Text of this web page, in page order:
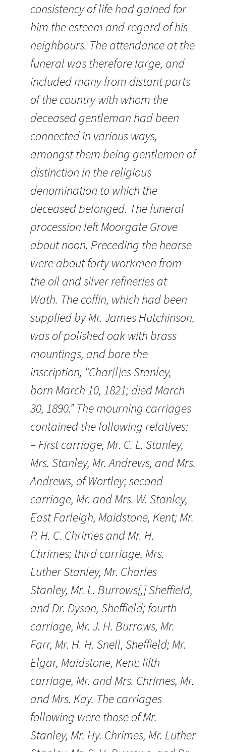
consistency of life had gained for
him the esteem and regard of his
neighbours. The attendance at the
funeral was therefore large, and
included many from distant parts
of the country with whom the
deceased gentleman had been
connected in various ways,
amongst them being gentlemen of
distinction in the religious
denomination to which the
deceased belonged. The funeral
procession left Moorgate Grove
about noon. Preceding the hearse
were about forty workmen from
the oil and silver refineries at
Wath. The coffin, which had been
supplied by Mr. James Hutchinson,
was of polished oak with brass
mountings, and bore the
inscription, “Char[l]es Stanley,
born March 10, 1821; died March
30, 1890.” The mourning carriages
contained the following relatives:
– First carriage, Mr. C. L. Stanley,
Mrs. Stanley, Mr. Andrews, and Mrs.
Andrews, of Wortley; second
carriage, Mr. and Mrs. W. Stanley,
East Farleigh, Maidstone, Kent; Mr.
P. H. C. Chrimes and Mr. H.
Chrimes; third carriage, Mrs.
Luther Stanley, Mr. Charles
Stanley, Mr. L. Burrows[,] Sheffield,
and Dr. Dyson, Sheffield; fourth
carriage, Mr. J. H. Burrows, Mr.
Farr, Mr. H. H. Snell, Sheffield; Mr.
Elgar, Maidstone, Kent; fifth
carriage, Mr. and Mrs. Chrimes, Mr.
and Mrs. Kay. The carriages
following were those of Mr.
Stanley, Mr. Hy. Chrimes, Mr. Luther